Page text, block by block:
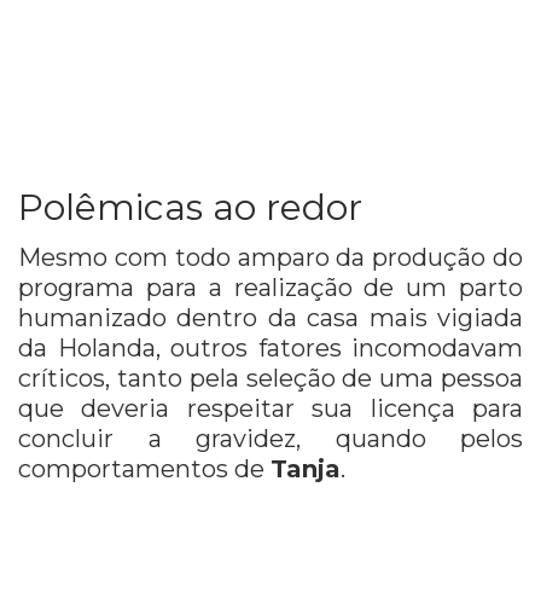
Polêmicas ao redor
Mesmo com todo amparo da produção do
programa para a realização de um parto
humanizado dentro da casa mais vigiada
da Holanda, outros fatores incomodavam
críticos, tanto pela seleção de uma pessoa
que deveria respeitar sua licença para
concluir a gravidez, quando pelos
comportamentos de Tanja.